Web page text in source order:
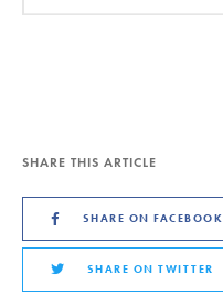
SHARE THIS ARTICLE
SHARE ON FACEBOOK
SHARE ON TWITTER